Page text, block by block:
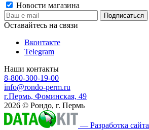
Новости магазина
Оставайтесь на связи
Вконтакте
Telegram
Наши контакты
8-800-300-19-00
info@rondo-perm.ru
г.Пермь, Фоминская, 49
2026 © Рондо, г. Пермь
— Разработка сайта